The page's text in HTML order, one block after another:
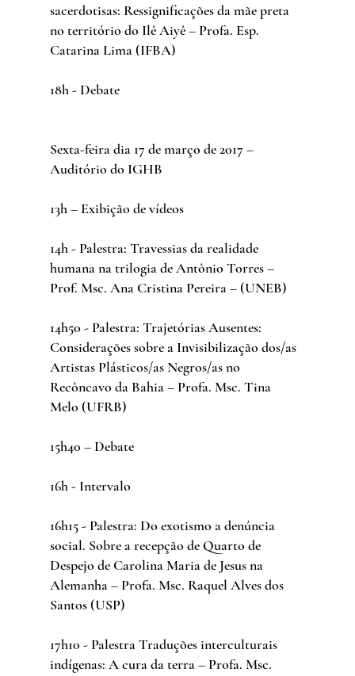
sacerdotisas: Ressignificações da mãe preta
no território do Ilê Aiyê – Profa. Esp.
Catarina Lima (IFBA)
18h - Debate
Sexta-feira dia 17 de março de 2017 –
Auditório do IGHB
13h – Exibição de vídeos
14h - Palestra: Travessias da realidade
humana na trilogia de Antônio Torres –
Prof. Msc. Ana Cristina Pereira – (UNEB)
14h50 - Palestra: Trajetórias Ausentes:
Considerações sobre a Invisibilização dos/as
Artistas Plásticos/as Negros/as no
Recôncavo da Bahia – Profa. Msc. Tina
Melo (UFRB)
15h40 – Debate
16h - Intervalo
16h15 - Palestra: Do exotismo a denúncia
social. Sobre a recepção de Quarto de
Despejo de Carolina Maria de Jesus na
Alemanha – Profa. Msc. Raquel Alves dos
Santos (USP)
17h10 - Palestra Traduções interculturais
indígenas: A cura da terra – Profa. Msc.